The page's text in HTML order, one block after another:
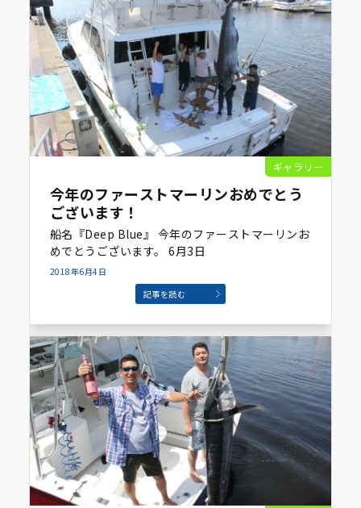
ギャラリー
今年のファーストマーリンおめでとう
ございます！
船名『Deep Blue』 今年のファーストマーリンお
めでとうございます。 6月3日
2018年6月4日
記事を読む